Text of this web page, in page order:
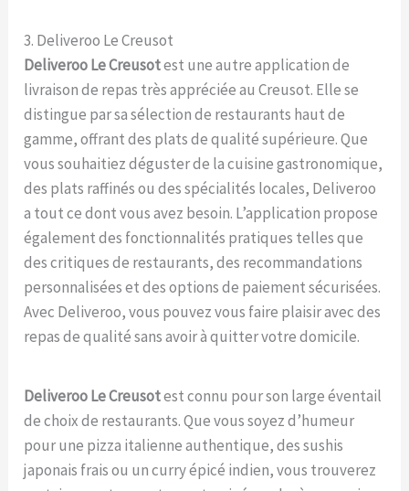
3. Deliveroo Le Creusot
Deliveroo Le Creusotest une autre application de
livraison de repas très appréciée au Creusot. Elle se
distingue par sa sélection de restaurants haut de
gamme, offrant des plats de qualité supérieure. Que
vous souhaitiez déguster de la cuisine gastronomique,
des plats raffinés ou des spécialités locales, Deliveroo
a tout ce dont vous avez besoin. L’application propose
également des fonctionnalités pratiques telles que
des critiques de restaurants, des recommandations
personnalisées et des options de paiement sécurisées.
Avec Deliveroo, vous pouvez vous faire plaisir avec des
repas de qualité sans avoir à quitter votre domicile.
Deliveroo Le Creusotest connu pour son large éventail
de choix de restaurants. Que vous soyez d’humeur
pour une pizza italienne authentique, des sushis
japonais frais ou un curry épicé indien, vous trouverez